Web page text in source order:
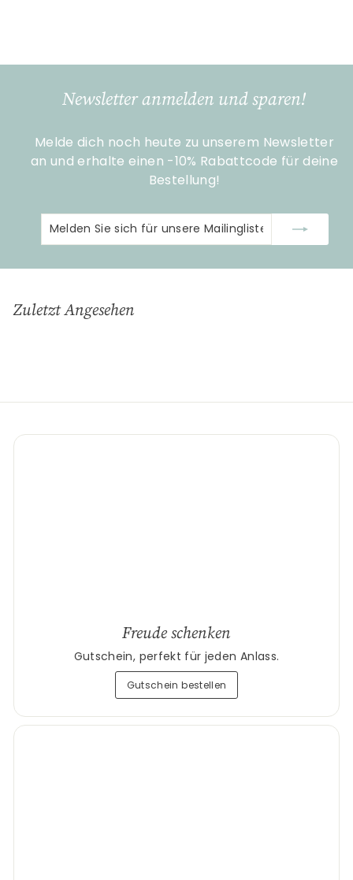
,
Newsletter anmelden und sparen!
Melde dich noch heute zu unserem Newsletter
an und erhalte einen -10% Rabattcode für deine
Bestellung!
Melden
Sie
für
Abonnieren
Zuletzt Angesehen
Freude schenken
Gutschein, perfekt für jeden Anlass.
Gutschein bestellen